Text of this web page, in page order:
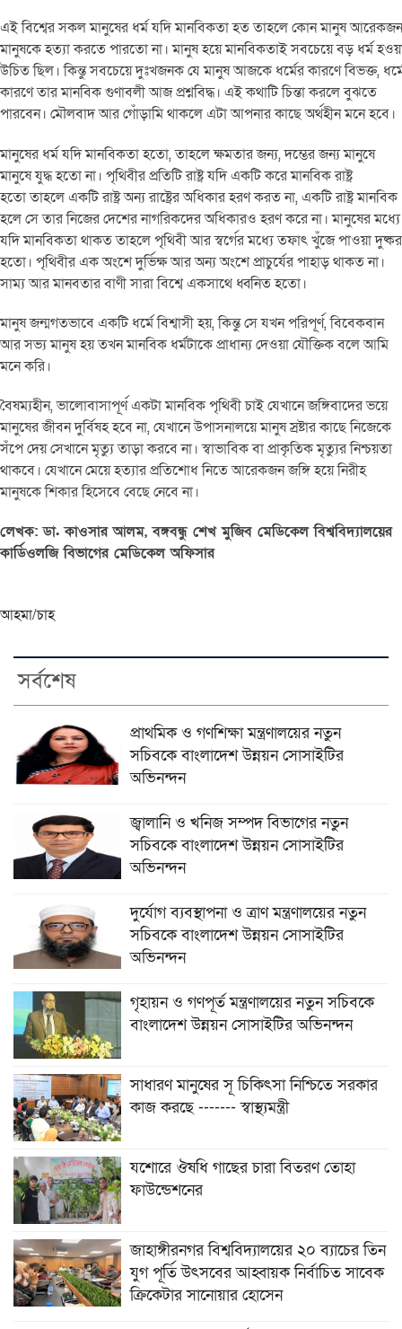
এই বিশ্বের সকল মানুষের ধর্ম যদি মানবিকতা হত তাহলে কোন মানুষ আরেকজন
মানুষকে হত্যা করতে পারতো না। মানুষ হয়ে মানবিকতাই সবচেয়ে বড় ধর্ম
উচিত ছিল। কিন্তু সবচেয়ে দুঃখজনক যে মানুষ আজকে ধর্মের কারণে বিভক্ত,
কারণে তার মানবিক গুণাবলী আজ প্রশ্নবিদ্ধ। এই কথাটি চিন্তা করলে বুঝতে
পারবেন। মৌলবাদ আর গোঁড়ামি থাকলে এটা আপনার কাছে অর্থহীন মনে হবে।
মানুষের ধর্ম যদি মানবিকতা হতো, তাহলে ক্ষমতার জন্য, দম্ভের জন্য মানুষে
মানুষে যুদ্ধ হতো না। পৃথিবীর প্রতিটি রাষ্ট্র যদি একটি করে মানবিক রাষ্ট্র
হতো তাহলে একটি রাষ্ট্র অন্য রাষ্ট্রের অধিকার হরণ করত না, একটি রাষ্ট্র মানবিক
হলে সে তার নিজের দেশের নাগরিকদের অধিকারও হরণ করে না। মানুষের মধ্যে
যদি মানবিকতা থাকত তাহলে পৃথিবী আর স্বর্গের মধ্যে তফাৎ খুঁজে পাওয়া দুষ্কর
হতো। পৃথিবীর এক অংশে দুর্ভিক্ষ আর অন্য অংশে প্রাচুর্যের পাহাড় থাকত না।
সাম্য আর মানবতার বাণী সারা বিশ্বে একসাথে ধ্বনিত হতো।
মানুষ জন্মগতভাবে একটি ধর্মে বিশ্বাসী হয়, কিন্তু সে যখন পরিপূর্ণ, বিবেকবান
আর সভ্য মানুষ হয় তখন মানবিক ধর্মটাকে প্রাধান্য দেওয়া যৌক্তিক বলে আমি
মনে করি।
বৈষম্যহীন, ভালোবাসাপূর্ণ একটা মানবিক পৃথিবী চাই যেখানে জঙ্গিবাদের ভয়ে
মানুষের জীবন দুর্বিষহ হবে না, যেখানে উপাসনালয়ে মানুষ স্রষ্টার কাছে নিজেকে
সঁপে দেয় সেখানে মৃত্যু তাড়া করবে না। স্বাভাবিক বা প্রাকৃতিক মৃত্যুর নিশ্চয়তা
থাকবে। যেখানে মেয়ে হত্যার প্রতিশোধ নিতে আরেকজন জঙ্গি হয়ে নিরীহ
মানুষকে শিকার হিসেবে বেছে নেবে না।
লেখক: ডা. কাওসার আলম, বঙ্গবন্ধু শেখ মুজিব মেডিকেল বিশ্ববিদ্যালয়ের
কার্ডিওলজি বিভাগের মেডিকেল অফিসার
আহমা/চাহ
সর্বশেষ
প্রাথমিক ও গণশিক্ষা মন্ত্রণালয়ের নতুন
সচিবকে বাংলাদেশ উন্নয়ন সোসাইটির
অভিনন্দন
জ্বালানি ও খনিজ সম্পদ বিভাগের নতুন
সচিবকে বাংলাদেশ উন্নয়ন সোসাইটির
অভিনন্দন
দুর্যোগ ব্যবস্থাপনা ও ত্রাণ মন্ত্রণালয়ের নতুন
সচিবকে বাংলাদেশ উন্নয়ন সোসাইটির
অভিনন্দন
গৃহায়ন ও গণপূর্ত মন্ত্রণালয়ের নতুন সচিবকে
বাংলাদেশ উন্নয়ন সোসাইটির অভিনন্দন
সাধারণ মানুষের সূ চিকিৎসা নিশ্চিতে সরকার
কাজ করছে ------- স্বাস্থ্যমন্ত্রী
যশোরে ঔষধি গাছের চারা বিতরণ তোহা
ফাউন্ডেশনের
জাহাঙ্গীরনগর বিশ্ববিদ্যালয়ের ২০ ব্যাচের তিন
যুগ পূর্তি উৎসবের আহ্বায়ক নির্বাচিত সাবেক
ক্রিকেটার সানোয়ার হোসেন